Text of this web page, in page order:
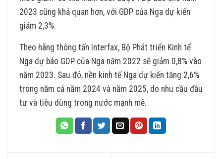
2023 cũng khả quan hơn, với GDP của Nga dự kiến
giảm 2,3%.
Theo hãng thông tấn Interfax, Bộ Phát triển Kinh tế
Nga dự báo GDP của Nga năm 2022 sẽ giảm 0,8% vào
năm 2023. Sau đó, nền kinh tế Nga dự kiến tăng 2,6%
trong năm cả năm 2024 và năm 2025, do nhu cầu đầu
tư và tiêu dùng trong nước mạnh mẽ.